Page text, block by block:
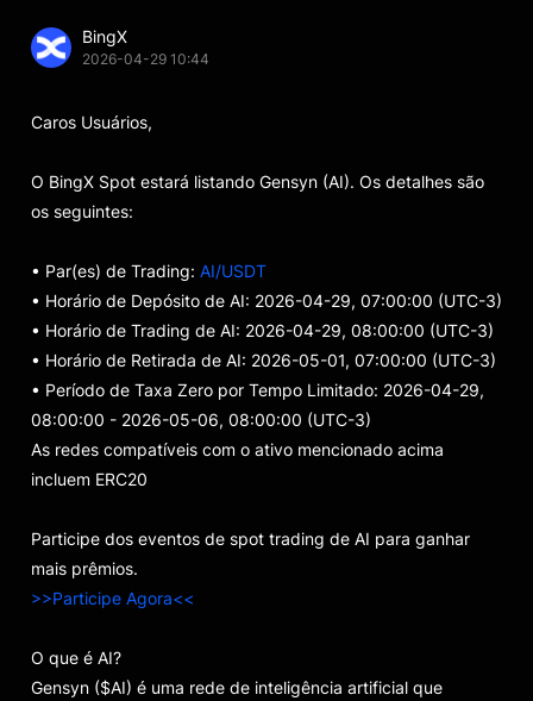
BingX
2026-04-29 10:44
Caros Usuários,
O BingX Spot estará listando Gensyn (AI). Os detalhes são
os seguintes:
• Par(es) de Trading: AI/USDT
• Horário de Depósito de AI: 2026-04-29, 07:00:00 (UTC-3)
• Horário de Trading de AI: 2026-04-29, 08:00:00 (UTC-3)
• Horário de Retirada de AI: 2026-05-01, 07:00:00 (UTC-3)
• Período de Taxa Zero por Tempo Limitado: 2026-04-29,
08:00:00 - 2026-05-06, 08:00:00 (UTC-3)
As redes compatíveis com o ativo mencionado acima
incluem ERC20
Participe dos eventos de spot trading de AI para ganhar
mais prêmios.
>>Participe Agora<<
O que é AI?
Gensyn ($AI) é uma rede de inteligência artificial que